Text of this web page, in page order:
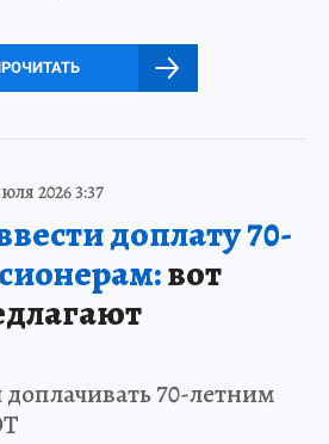
2026 3:37
доплату 70-
вот
70-летним